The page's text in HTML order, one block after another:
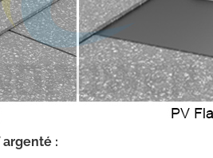
argenté :